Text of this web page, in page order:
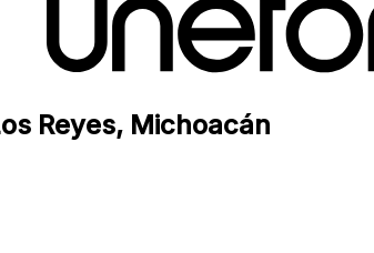
Reyes, Michoacán